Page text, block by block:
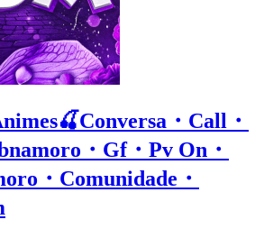
・Call・
・Gf・Pv On・
・Comunidade・